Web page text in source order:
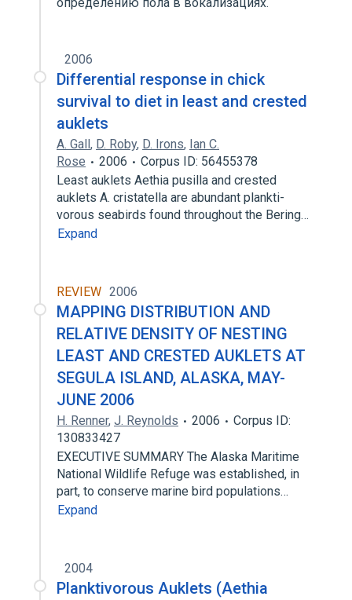
2006
Differential response in chick
survival to diet in least and crested
auklets
A. Gall, D. Roby, D. Irons, Ian C.
Rose
2006
Corpus ID: 56455378
Least auklets Aethia pusilla and crested
auklets A. cristatella are abundant plankti-
vorous seabirds found throughout the Bering…
Expand
REVIEW 2006
MAPPING DISTRIBUTION AND
RELATIVE DENSITY OF NESTING
LEAST AND CRESTED AUKLETS AT
SEGULA ISLAND, ALASKA, MAY-
JUNE 2006
H. Renner, J. Reynolds 2006
Corpus ID:
130833427
EXECUTIVE SUMMARY The Alaska Maritime
National Wildlife Refuge was established, in
part, to conserve marine bird populations…
Expand
2004
Planktivorous Auklets (Aethia